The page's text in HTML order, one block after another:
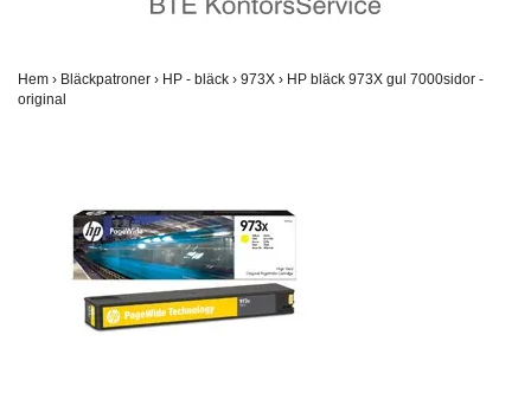
Hem › Bläckpatroner › HP - bläck › 973X › HP bläck 973X gul 7000sidor -
original